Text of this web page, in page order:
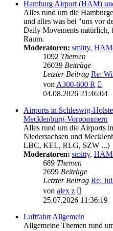
Hamburg Airport (HAM)
Alles rund um die
und alles was bei "uns vor
Daily Movements natürlich,
Raum.
Moderatoren: smitty,
1092 Themen
26039 Beiträge
Letzter Beitrag Re:
vonA300-600 R
04.08.2026 21:46:04
Airports in Schleswig-
Mecklenburg-Vorpommern
Alles rund um die Airports
Niedersachsen und
LBC, KEL, RLG, SZW ...)
Moderatoren: smitty,
689 Themen
2699 Beiträge
Letzter Beitrag Re:
von alex z
Beitrag
25.07.2026 11:36:19
Luftfahrt Allgemein
Allgemeine Themen rund